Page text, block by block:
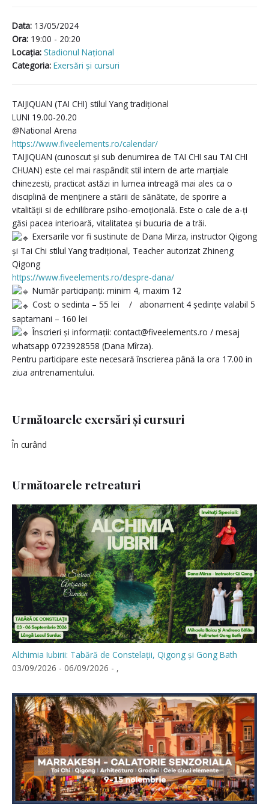
Data: 13/05/2024
Ora: 19:00 - 20:20
Locaţia: Stadionul Național
Categoria: Exersări și cursuri
TAIJIQUAN (TAI CHI) stilul Yang tradițional
LUNI 19.00-20.20
@National Arena
https://www.fiveelements.ro/calendar/
TAIJIQUAN (cunoscut și sub denumirea de TAI CHI sau TAI CHI
CHUAN) este cel mai raspândit stil intern de arte marțiale
chinezesti, practicat astăzi in lumea intreagă mai ales ca o
disciplină de menținere a stării de sănătate, de sporire a
vitalității si de echilibrare psiho-emoțională. Este o cale de a-ți
găsi pacea interioară, vitalitatea și bucuria de a trăi.
Exersarile vor fi sustinute de Dana Mirza, instructor Qigong
și Tai Chi stilul Yang tradițional, Teacher autorizat Zhineng
Qigong
https://www.fiveelements.ro/despre-dana/
Număr participanți: minim 4, maxim 12
Cost: o sedinta – 55 lei / abonament 4 ședințe valabil 5
saptamani – 160 lei
Înscrieri și informații: contact@fiveelements.ro / mesaj
whatsapp 0723928558 (Dana Mîrza).
Pentru participare este necesară înscrierea până la ora 17.00 in
ziua antrenamentului.
Următoarele exersări și cursuri
În curând
Următoarele retreaturi
Alchimia Iubirii: Tabără de Constelații, Qigong și Gong Bath
03/09/2026 - 06/09/2026 - ,